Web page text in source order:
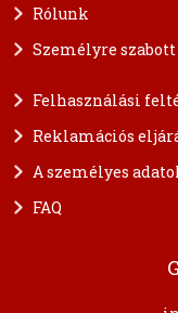
Rólunk
Személyre
Felhasználási
Reklamációs
A személyes
FAQ